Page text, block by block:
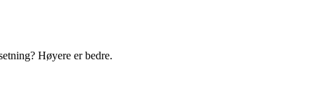
Høyere er bedre.